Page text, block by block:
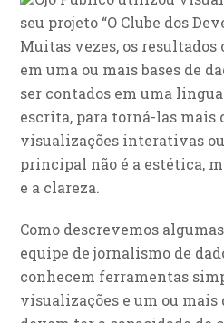
seu projeto “O Clube dos
Muitas vezes, os
em uma ou mais bases de
ser contados em uma
escrita, para torná-las mais
visualizações interativas
principal não é a estética,
e a clareza.
Como descrevemos
equipe de jornalismo de
conhecem ferramentas
visualizações e um ou mais